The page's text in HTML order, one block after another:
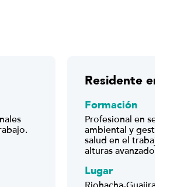
Residente en
Formación
Profesional en
ambiental y gestión
salud en el trabajo.
alturas avanzado vigente.
Lugar